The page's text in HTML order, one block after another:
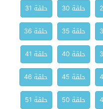
حلقة 30
حلقة 31
حلقة 35
حلقة 36
حلقة 40
حلقة 41
حلقة 45
حلقة 46
حلقة 50
حلقة 51